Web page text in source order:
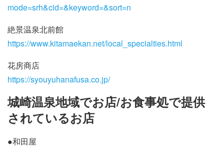
mode=srh&cid=&keyword=&sort=n
絶景温泉北前館
https://www.kitamaekan.net/local_specialties.html
花房商店
https://syouyuhanafusa.co.jp/
城崎温泉地域でお店/お食事処で提供
されているお店
●和田屋